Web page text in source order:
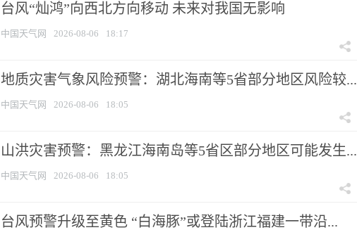
台风“灿鸿”向西北方向移动 未来对我国无影响
中国天气网 2026-08-06 18:17
地质灾害气象风险预警：湖北海南等5省部分地区风险较...
中国天气网 2026-08-06 18:05
山洪灾害预警：黑龙江海南岛等5省区部分地区可能发生...
中国天气网 2026-08-06 18:05
台风预警升级至黄色 “白海豚”或登陆浙江福建一带沿...